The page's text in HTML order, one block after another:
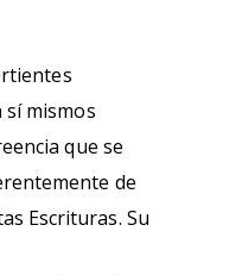
sí mismos
que se
de
Escrituras. Su